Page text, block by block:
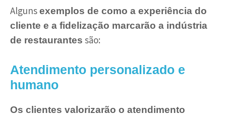
Algunsexemplos de como a experiência do
cliente e a fidelização marcarão a indústria
de restaurantes são:
Atendimento personalizado e
humano
Os clientes valorizarão o atendimento